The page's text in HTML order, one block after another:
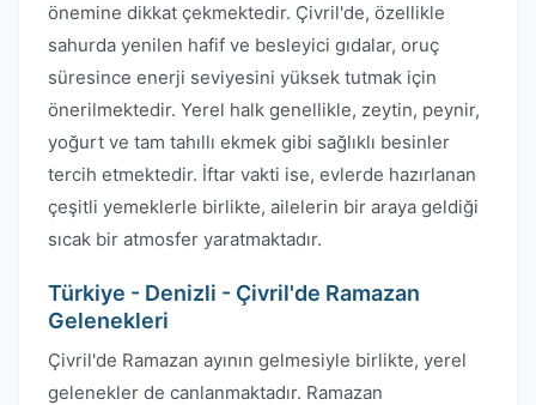
önemine dikkat çekmektedir. Çivril'de, özellikle
sahurda yenilen hafif ve besleyici gıdalar, oruç
süresince enerji seviyesini yüksek tutmak için
önerilmektedir. Yerel halk genellikle, zeytin, peynir,
yoğurt ve tam tahıllı ekmek gibi sağlıklı besinler
tercih etmektedir. İftar vakti ise, evlerde hazırlanan
çeşitli yemeklerle birlikte, ailelerin bir araya geldiği
sıcak bir atmosfer yaratmaktadır.
Türkiye - Denizli - Çivril'de Ramazan
Gelenekleri
Çivril'de Ramazan ayının gelmesiyle birlikte, yerel
gelenekler de canlanmaktadır. Ramazan